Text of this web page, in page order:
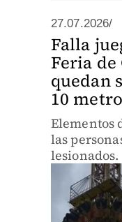
27.07.2026/
Falla
Feria
quedan
10
Elementos
las
lesionados.